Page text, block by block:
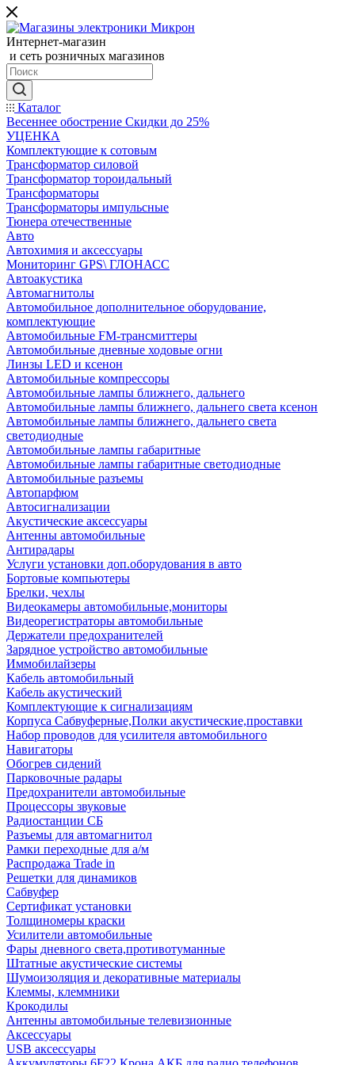
Интернет-магазин
и сеть розничных магазинов
Каталог
Весеннее обострение Скидки до 25%
УЦЕНКА
Комплектующие к сотовым
Трансформатор силовой
Трансформатор тороидальный
Трансформаторы
Трансформаторы импульсные
Тюнера отечественные
Авто
Автохимия и аксессуары
Мониторинг GPS\ ГЛОНАСС
Автоакустика
Автомагнитолы
Автомобильное дополнительное оборудование,
комплектующие
Автомобильные FM-трансмиттеры
Автомобильные дневные ходовые огни
Линзы LED и ксенон
Автомобильные компрессоры
Автомобильные лампы ближнего, дальнего
Автомобильные лампы ближнего, дальнего света ксенон
Автомобильные лампы ближнего, дальнего света
светодиодные
Автомобильные лампы габаритные
Автомобильные лампы габаритные светодиодные
Автомобильные разъемы
Автопарфюм
Автосигнализации
Акустические аксессуары
Антенны автомобильные
Антирадары
Услуги установки доп.оборудования в авто
Бортовые компьютеры
Брелки, чехлы
Видеокамеры автомобильные,мониторы
Видеорегистраторы автомобильные
Держатели предохранителей
Зарядное устройство автомобильные
Иммобилайзеры
Кабель автомобильный
Кабель акустический
Комплектующие к сигнализациям
Корпуса Сабвуферные,Полки акустические,проставки
Набор проводов для усилителя автомобильного
Навигаторы
Обогрев сидений
Парковочные радары
Предохранители автомобильные
Процессоры звуковые
Радиостанции СБ
Разъемы для автомагнитол
Рамки переходные для а/м
Распродажа Trade in
Решетки для динамиков
Сабвуфер
Сертификат установки
Толщиномеры краски
Усилители автомобильные
Фары дневного света,противотуманные
Штатные акустические системы
Шумоизоляция и декоративные материалы
Клеммы, клеммники
Крокодилы
Антенны автомобильные телевизионные
Аксессуары
USB аксессуары